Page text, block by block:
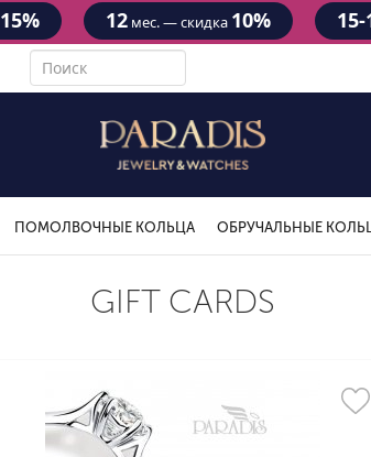
15% 12мес. — скидка 10% 15-
ПОМОЛВОЧНЫЕ КОЛЬЦА ОБРУЧАЛЬНЫЕ
GIFT CARDS